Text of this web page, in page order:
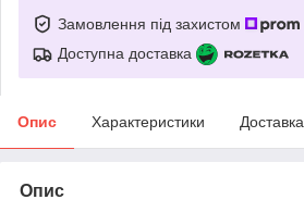
Замовлення під захистом
Доступна доставка
Опис Характеристики Доставка
Опис